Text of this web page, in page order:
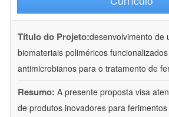
Título do Projeto:desenvolvimento de
biomateriais poliméricos
antimicrobianos para o tratamento de
Resumo: A presente proposta visa
de produtos inovadores para